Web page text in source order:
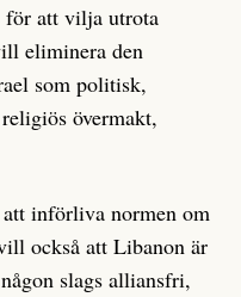
för att vilja utrota
eliminera den
som politisk,
övermakt,
införliva normen om
också att Libanon är
slags alliansfri,